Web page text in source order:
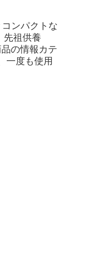
ンパクトな
先祖供養
の情報カテ
一度も使用